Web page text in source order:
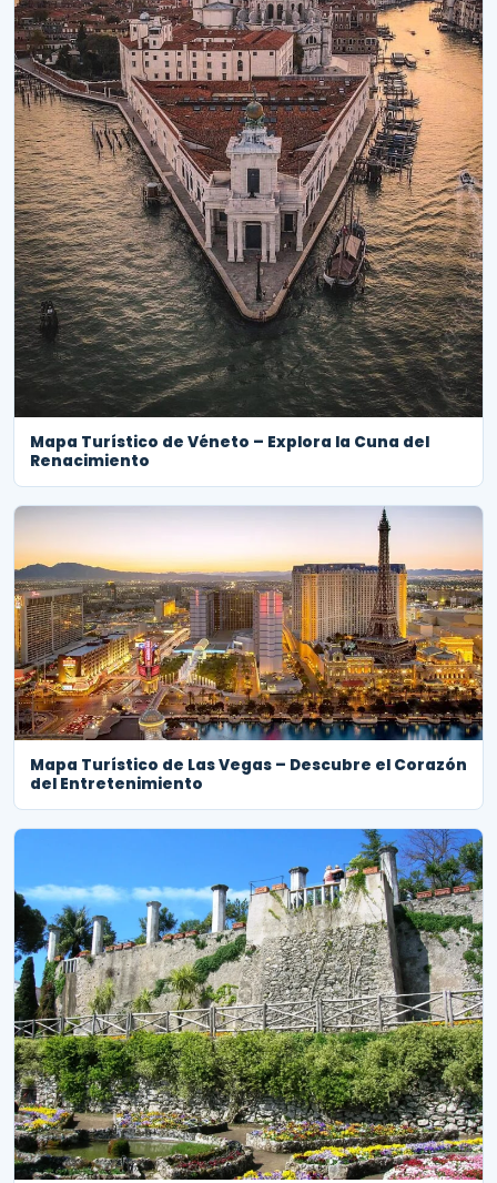
Mapa Turístico de Véneto – Explora la Cuna del
Renacimiento
Mapa Turístico de Las Vegas – Descubre el Corazón
del Entretenimiento